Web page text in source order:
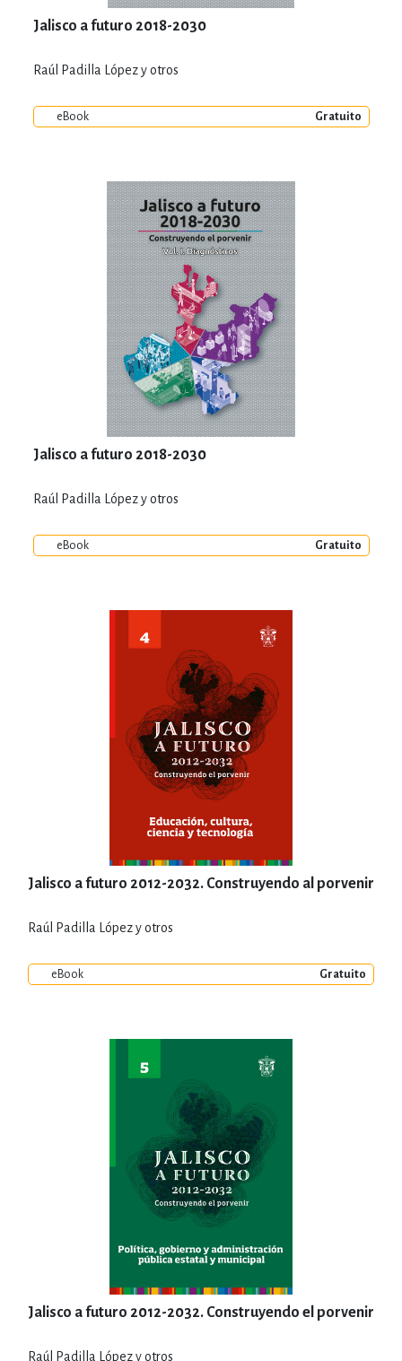
Jalisco a futuro 2018-2030
Raúl Padilla López y otros
eBook Gratuito
Jalisco a futuro 2018-2030
Raúl Padilla López y otros
eBook Gratuito
Jalisco a futuro 2012-2032. Construyendo al porvenir
Raúl Padilla López y otros
eBook Gratuito
Jalisco a futuro 2012-2032. Construyendo el porvenir
Raúl Padilla López y otros